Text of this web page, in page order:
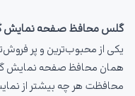
گلس محافظ صفحه نمایش
یکی از محبوب‌ترین و پر
همان محافظ صفحه نمایش
محافظت هر چه بیشتر از